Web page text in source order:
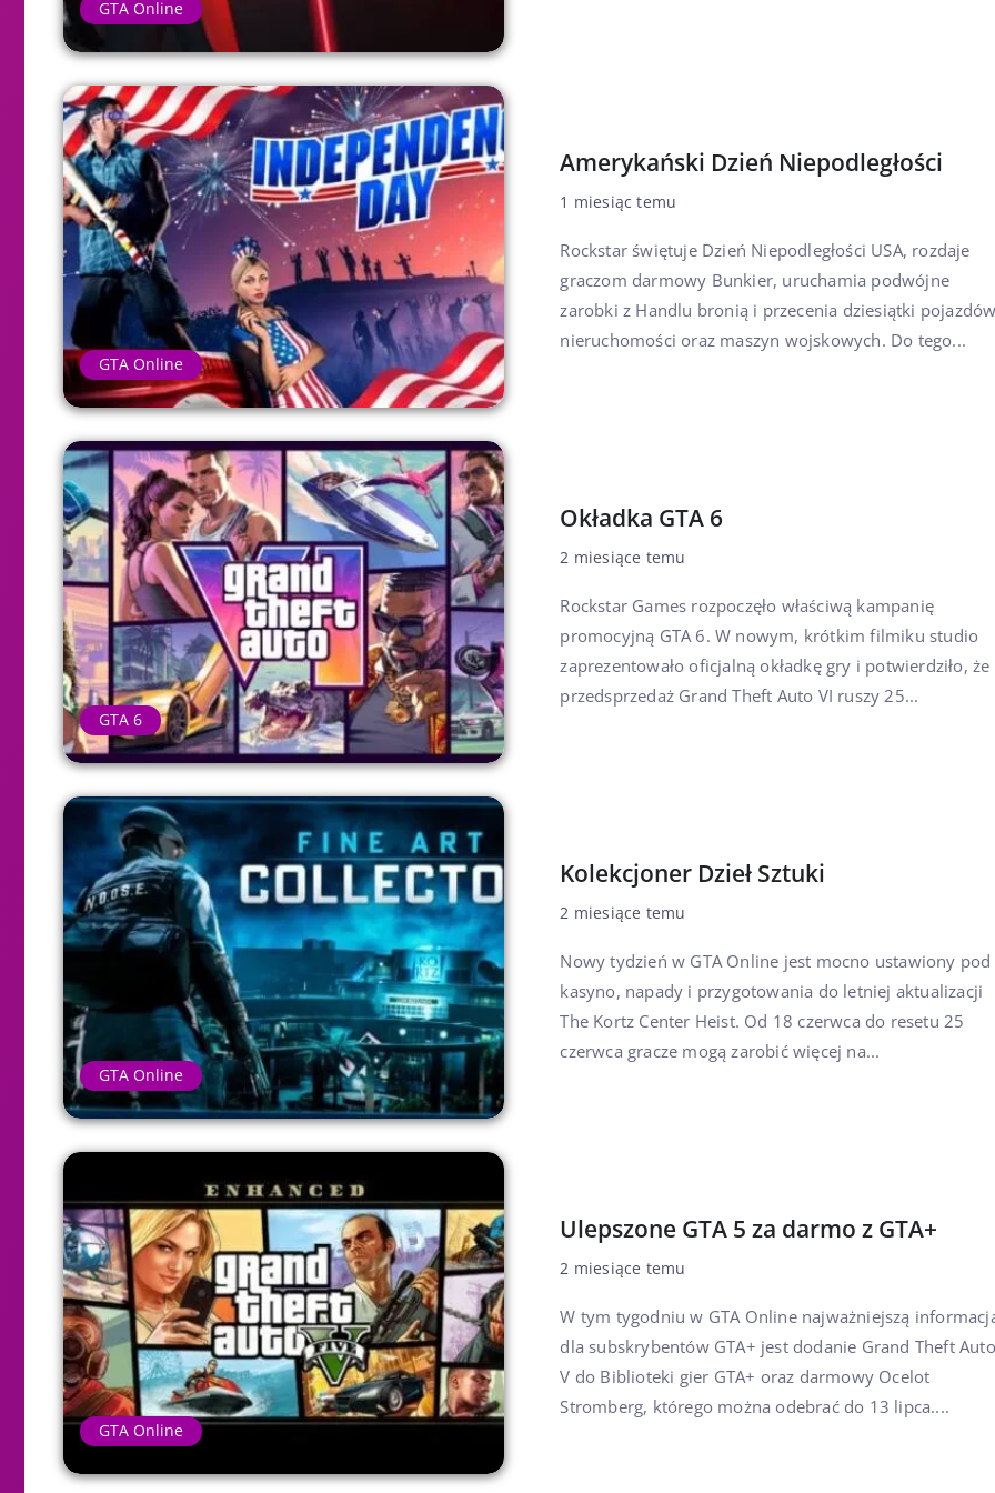
GTA Online
GTA Online
Amerykański Dzień Niepodległości
1 miesiąc temu
Rockstar świętuje Dzień Niepodległości USA, rozdaje
graczom darmowy Bunkier, uruchamia podwójne
zarobki z Handlu bronią i przecenia dziesiątki
nieruchomości oraz maszyn wojskowych. Do tego...
GTA 6
Okładka GTA 6
2 miesiące temu
Rockstar Games rozpoczęło właściwą kampanię
promocyjną GTA 6. W nowym, krótkim filmiku studio
zaprezentowało oficjalną okładkę gry i potwierdziło, że
przedsprzedaż Grand Theft Auto VI ruszy 25...
GTA Online
Kolekcjoner Dzieł Sztuki
2 miesiące temu
Nowy tydzień w GTA Online jest mocno ustawiony pod
kasyno, napady i przygotowania do letniej aktualizacji
The Kortz Center Heist. Od 18 czerwca do resetu 25
czerwca gracze mogą zarobić więcej na...
GTA Online
Ulepszone GTA 5 za darmo z GTA+
2 miesiące temu
W tym tygodniu w GTA Online najważniejszą
dla subskrybentów GTA+ jest dodanie Grand Theft Auto
V do Biblioteki gier GTA+ oraz darmowy Ocelot
Stromberg, którego można odebrać do 13 lipca....